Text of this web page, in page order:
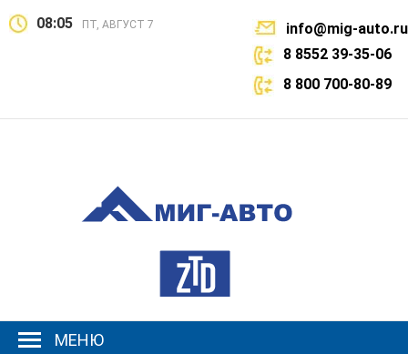
08:05 ПТ, АВГУСТ 7
info@mig-auto.ru
8 8552 39-35-06
8 800 700-80-89
МЕНЮ